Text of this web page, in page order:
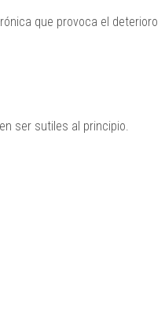
que provoca el deterioro
ser sutiles al principio.